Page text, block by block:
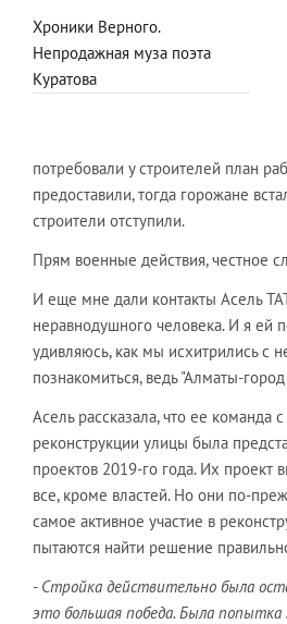
Хроники Верного.
Непродажная муза поэта
Куратова
потребовали у строителей план
предоставили, тогда горожане
строители отступили.
Прям военные действия, честное
И еще мне дали контакты Асель
неравнодушного человека. И я ей
удивляюсь, как мы исхитрились с
познакомиться, ведь "Алматы-
Асель рассказала, что ее команда
реконструкции улицы была
проектов 2019-го года. Их проект
все, кроме властей. Но они по-
самое активное участие в
пытаются найти решение
- Стройка действительно была
это большая победа. Была попытка